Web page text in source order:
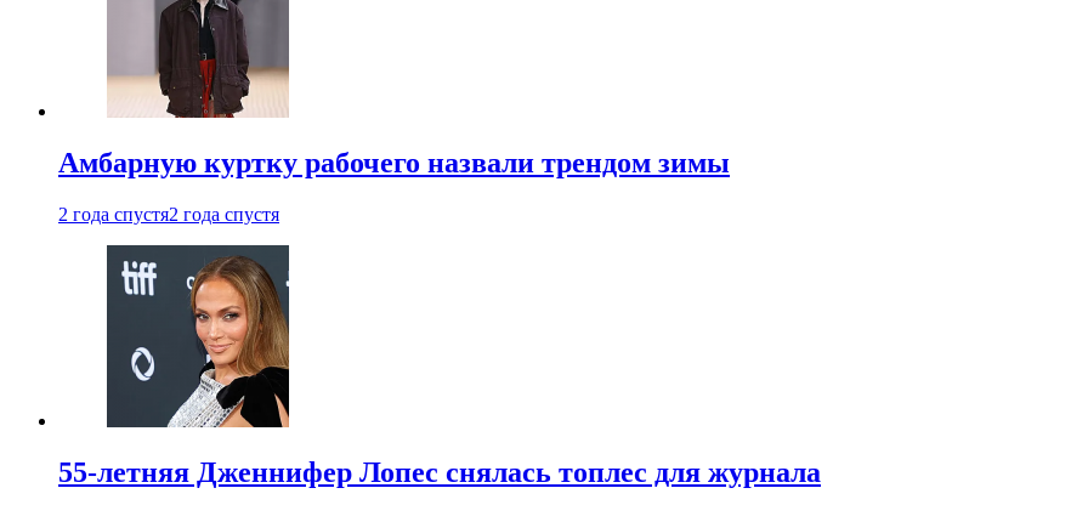
Амбарную куртку рабочего назвали трендом зимы
2 года спустя2 года спустя
55-летняя Дженнифер Лопес снялась топлес для журнала